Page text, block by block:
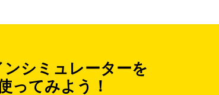
ンシミュレーターを
ってみよう！